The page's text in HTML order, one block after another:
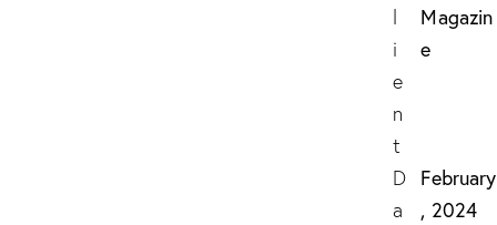
l
i
e
n
t
Magazin
e
D
a
February
, 2024